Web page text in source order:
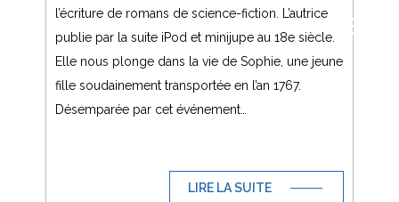
l’écriture de romans de science-fiction. L’autrice
publie par la suite iPod et minijupe au 18e siècle.
Elle nous plonge dans la vie de Sophie, une jeune
fille soudainement transportée en l’an 1767.
Désemparée par cet événement…
LIRE LA SUITE